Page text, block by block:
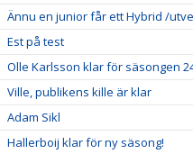
Ännu en junior får ett Hybrid /
Est på test
Olle Karlsson klar för säsongen
Ville, publikens kille är klar
Adam Sikl
Hallerboij klar för ny säsong!